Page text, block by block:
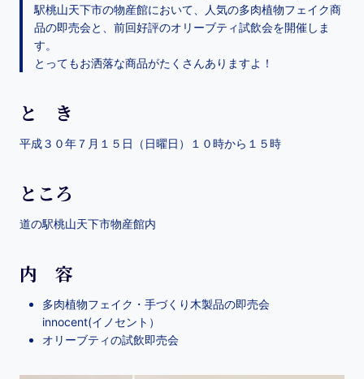
駅桃山天下市の物産館において、人気の多肉植物フェイク商
品の即売会と、前回好評のオリーブティ試飲会を開催しま
す。
とってもお洒落な商品がたくさんありますよ！
と き
平成３０年７月１５日（日曜日）１０時から１５時
ところ
道の駅桃山天下市物産館内
内 容
多肉植物フェイク・手づくり木製品の即売会
innocent(イノセント）
オリーブティの試飲即売会